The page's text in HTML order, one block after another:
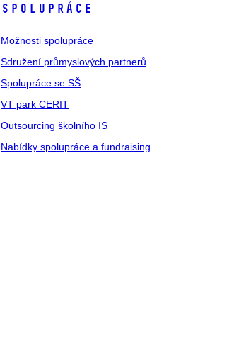
SPOLUPRÁCE
Možnosti spolupráce
Sdružení průmyslových partnerů
Spolupráce se SŠ
VT park CERIT
Outsourcing školního IS
Nabídky spolupráce a fundraising